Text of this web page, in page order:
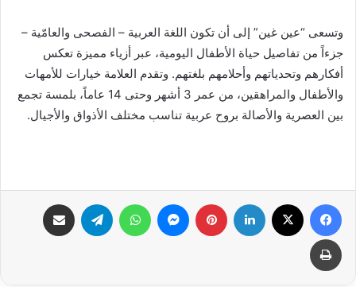
وتسعى “عين غين” إلى أن تكون اللغة العربية – الفصحى والعامّية –
جزءاً من تفاصيل حياة الأطفال اليومية، عبر أزياء مميزة تعكس
أفكارهم وتحدياتهم وأحلامهم بلغتهم. وتقدم العلامة خيارات للأمهات
والأطفال والمراهقين، من عمر 3 أشهر وحتى 14 عاماً، بلمسة تجمع
بين العصرية والأصالة بروح عربية تناسب مختلف الأذواق والأجيال.